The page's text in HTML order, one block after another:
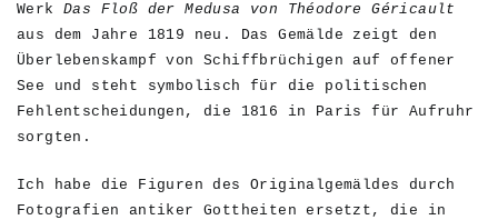
Werk Das Floß der Medusa von Théodore Géricault
aus dem Jahre 1819 neu. Das Gemälde zeigt den
Überlebenskampf von Schiffbrüchigen auf offener
See und steht symbolisch für die politischen
Fehlentscheidungen, die 1816 in Paris für Aufruhr
sorgten.
Ich habe die Figuren des Originalgemäldes durch
Fotografien antiker Gottheiten ersetzt, die in